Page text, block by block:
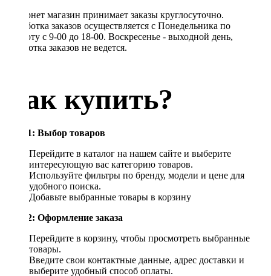
Интернет магазин принимает заказы круглосуточно.
Обработка заказов осуществляется с Понедельника по
Субботу с 9-00 до 18-00. Воскресенье - выходной день,
обработка заказов не ведется.
Как купить?
Шаг 1: Выбор товаров
Перейдите в каталог на нашем сайте и выберите
интересующую вас категорию товаров.
Используйте фильтры по бренду, модели и цене для
удобного поиска.
Добавьте выбранные товары в корзину
Шаг 2: Оформление заказа
Перейдите в корзину, чтобы просмотреть выбранные
товары.
Введите свои контактные данные, адрес доставки и
выберите удобный способ оплаты.